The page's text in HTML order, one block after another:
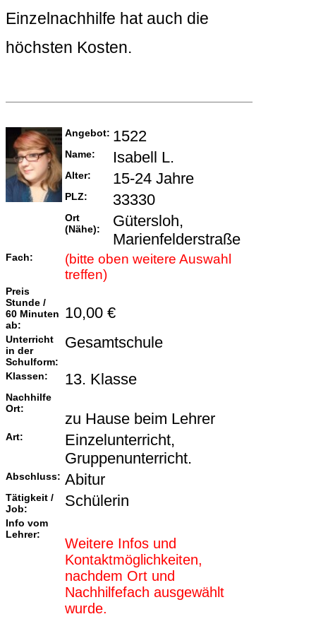
Einzelnachhilfe hat auch die
höchsten Kosten.
Angebot: 1522
Name: Isabell L.
Alter: 15-24 Jahre
PLZ: 33330
Ort
(Nähe):
Gütersloh,
Marienfelderstraße
Fach:
(bitte oben weitere Auswahl
treffen)
Preis
Stunde /
60 Minuten
ab:
10,00 €
Unterricht
in der
Schulform:
Gesamtschule
Klassen: 13. Klasse
Nachhilfe
Ort:
zu Hause beim Lehrer
Art:
Einzelunterricht,
Gruppenunterricht.
Abschluss: Abitur
Tätigkeit /
Job:
Schülerin
Info vom
Lehrer:
Weitere Infos und
Kontaktmöglichkeiten,
nachdem Ort und
Nachhilfefach ausgewählt
wurde.